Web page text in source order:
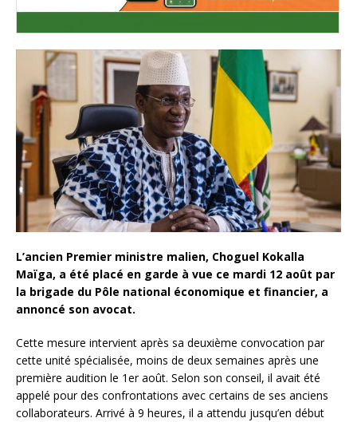
L’ancien Premier ministre malien, Choguel Kokalla
Maïga, a été placé en garde à vue ce mardi 12 août par
la brigade du Pôle national économique et financier, a
annoncé son avocat.
Cette mesure intervient après sa deuxième convocation par
cette unité spécialisée, moins de deux semaines après une
première audition le 1er août. Selon son conseil, il avait été
appelé pour des confrontations avec certains de ses anciens
collaborateurs. Arrivé à 9 heures, il a attendu jusqu’en début